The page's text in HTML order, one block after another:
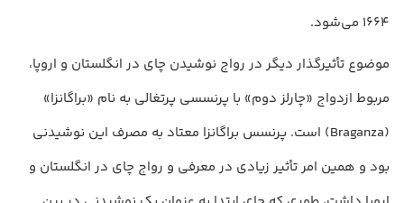
1664 می‌شود.
موضوع تأثیرگذار دیگر در رواج نوشیدن چای در انگلستان و اروپا،
مربوط ازدواج «چارلز دوم» با پرنسسی پرتغالی به نام «براگانزا»
(Braganza) است. پرنسس براگانزا معتاد به مصرف این نوشیدنی
بود و همین امر تأثیر زیادی در معرفی و رواج چای در انگلستان و